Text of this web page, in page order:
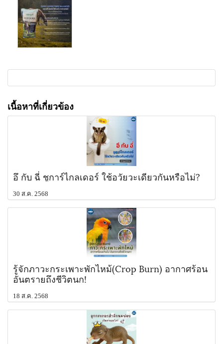
เนื้อหาที่เกี่ยวข้อง
อึ กับ ฉี่ ชูการ์ไกลเดอร์ ใช้อวัยวะเดียวกันหรือไม่?
30 ส.ค. 2568
รู้จักภาวะกระเพาะพักไหม้(Crop Burn) อากาศร้อน
อันตรายถึงชีวิตนก!
18 ส.ค. 2568